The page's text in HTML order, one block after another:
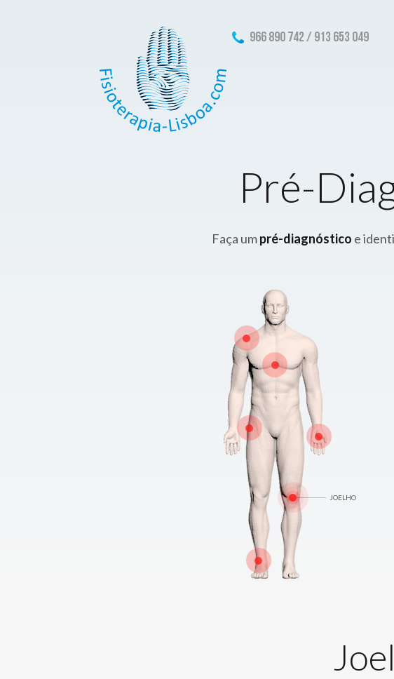
966 890 742 / 913 653 049
Pré-
Faça umpré-diagnóstico e
JOELHO